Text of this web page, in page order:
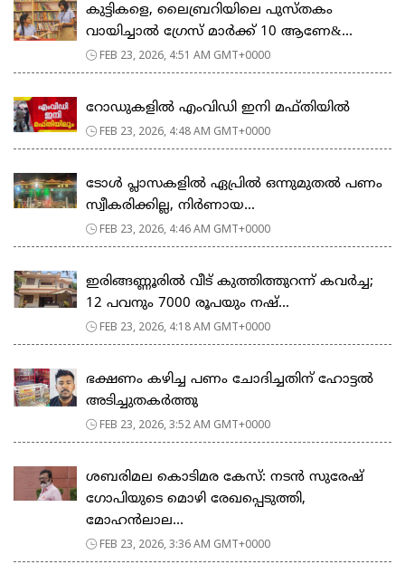
കുട്ടികളെ, ലൈബ്രറിയിലെ പുസ്തകം
വായിച്ചാല്‍ ഗ്രേസ് മാര്‍ക്ക് 10 ആണേ&...
FEB 23, 2026, 4:51 AM GMT+0000
റോഡുകളില്‍ എംവിഡി ഇനി മഫ്തിയില്‍
FEB 23, 2026, 4:48 AM GMT+0000
ടോള്‍ പ്ലാസകളില്‍ ഏപ്രില്‍ ഒന്നുമുതല്‍ പണം
സ്വീകരിക്കില്ല, നിര്‍ണായ...
FEB 23, 2026, 4:46 AM GMT+0000
ഇരിങ്ങണ്ണൂരിൽ വീട് കുത്തിത്തുറന്ന് കവർച്ച;
12 പവനും 7000 രൂപയും നഷ്...
FEB 23, 2026, 4:18 AM GMT+0000
ഭക്ഷണം കഴിച്ച പണം ചോദിച്ചതിന് ഹോട്ടൽ
അടിച്ചുതകർത്തു
FEB 23, 2026, 3:52 AM GMT+0000
ശബരിമല കൊടിമര കേസ്: നടൻ സുരേഷ്
ഗോപിയുടെ മൊഴി രേഖപ്പെടുത്തി,
മോഹൻലാല...
FEB 23, 2026, 3:36 AM GMT+0000